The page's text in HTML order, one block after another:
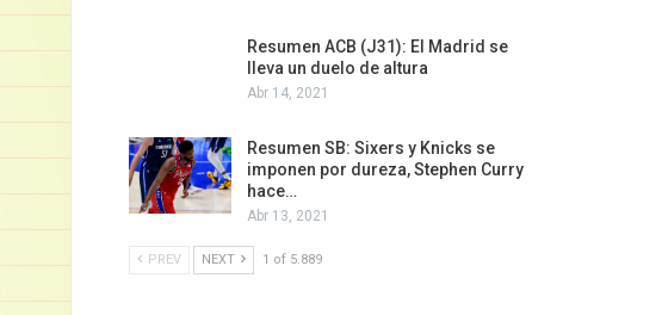
Resumen ACB (J31): El Madrid se
lleva un duelo de altura
Abr 14, 2021
Resumen SB: Sixers y Knicks se
imponen por dureza, Stephen Curry
hace…
Abr 13, 2021
PREV NEXT 1 of 5.889